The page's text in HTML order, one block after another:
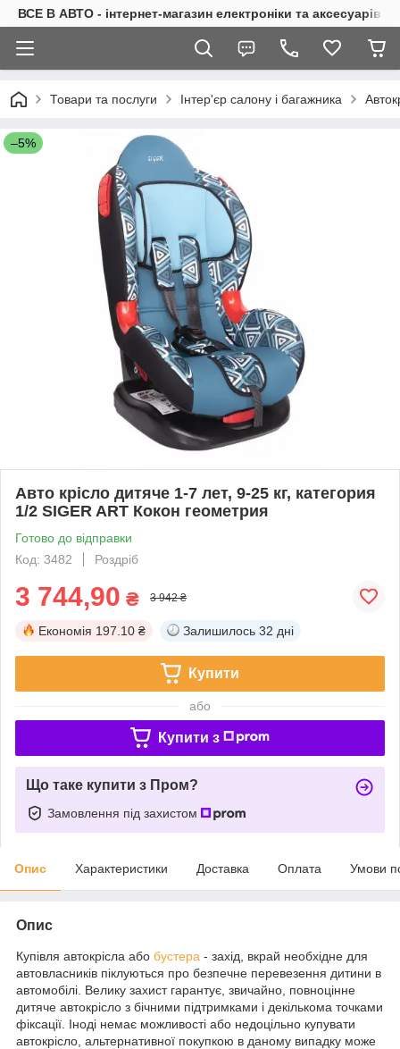
ВСЕ В АВТО - інтернет-магазин електроніки та аксесуарів в
Товари та послуги Інтер'єр салону і багажника
–5%
Авто крісло дитяче 1-7 лет, 9-25 кг, категория
1/2 SIGER ART Кокон геометрия
Готово до відправки
Код: 3482
Роздріб
3 744,90 ₴ 3 942 ₴
Економія 197.10 ₴ Залишилось 32 дні
Купити
або
Купити з
Що таке купити з Пром?
Замовлення під захистом
Опис Характеристики Доставка Оплата Умови
Опис
Купівля автокрісла або бустера - захід, вкрай необхідне для
автовласників піклуються про безпечне перевезення дитини в
автомобілі. Велику захист гарантує, звичайно, повноцінне
дитяче автокрісло з бічними підтримками і декількома точками
фіксації. Іноді немає можливості або недоцільно купувати
автокрісло, альтернативної покупкою в даному випадку може